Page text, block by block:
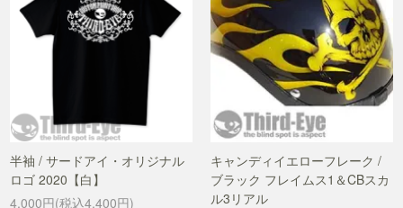
半袖 / サードアイ・オリジナル
ロゴ 2020【白】
4,000円(税込4,400円)
キャンディイエローフレーク /
ブラック フレイムス1＆CBスカ
ル3リアル